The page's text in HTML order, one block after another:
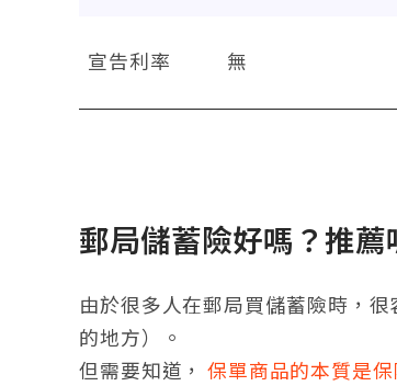
宣告利率 無
郵局儲蓄險好嗎？推薦
由於很多人在郵局買儲蓄險時，
的地方）。
但需要知道，
保單商品的本質是保